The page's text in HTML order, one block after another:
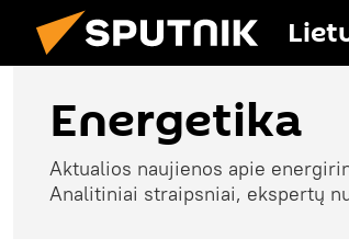
Energetika
Aktualios naujienos apie
Analitiniai straipsniai, ekspertų